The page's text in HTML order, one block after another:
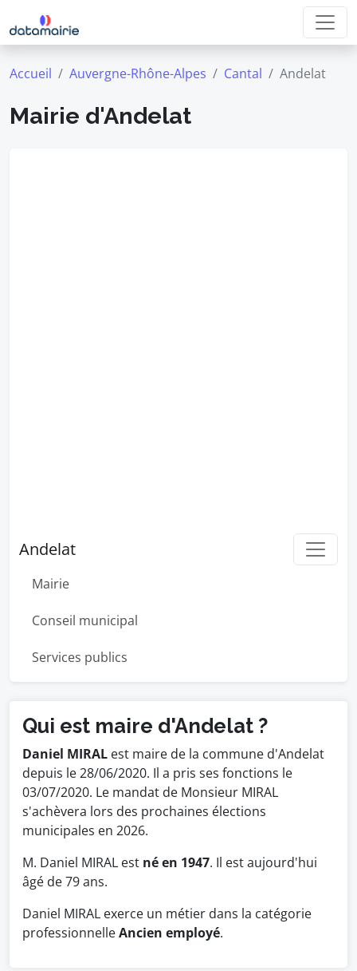
Accueil Auvergne-Rhône-Alpes Cantal Andelat
Mairie d'Andelat
Andelat
Mairie
Conseil municipal
Services publics
Qui est maire d'Andelat ?
Daniel MIRAL est maire de la commune d'Andelat
depuis le 28/06/2020. Il a pris ses fonctions le
03/07/2020. Le mandat de Monsieur MIRAL
s'achèvera lors des prochaines élections
municipales en 2026.
M. Daniel MIRAL est né en 1947. Il est aujourd'hui
âgé de 79 ans.
Daniel MIRAL exerce un métier dans la catégorie
professionnelleAncien employé.